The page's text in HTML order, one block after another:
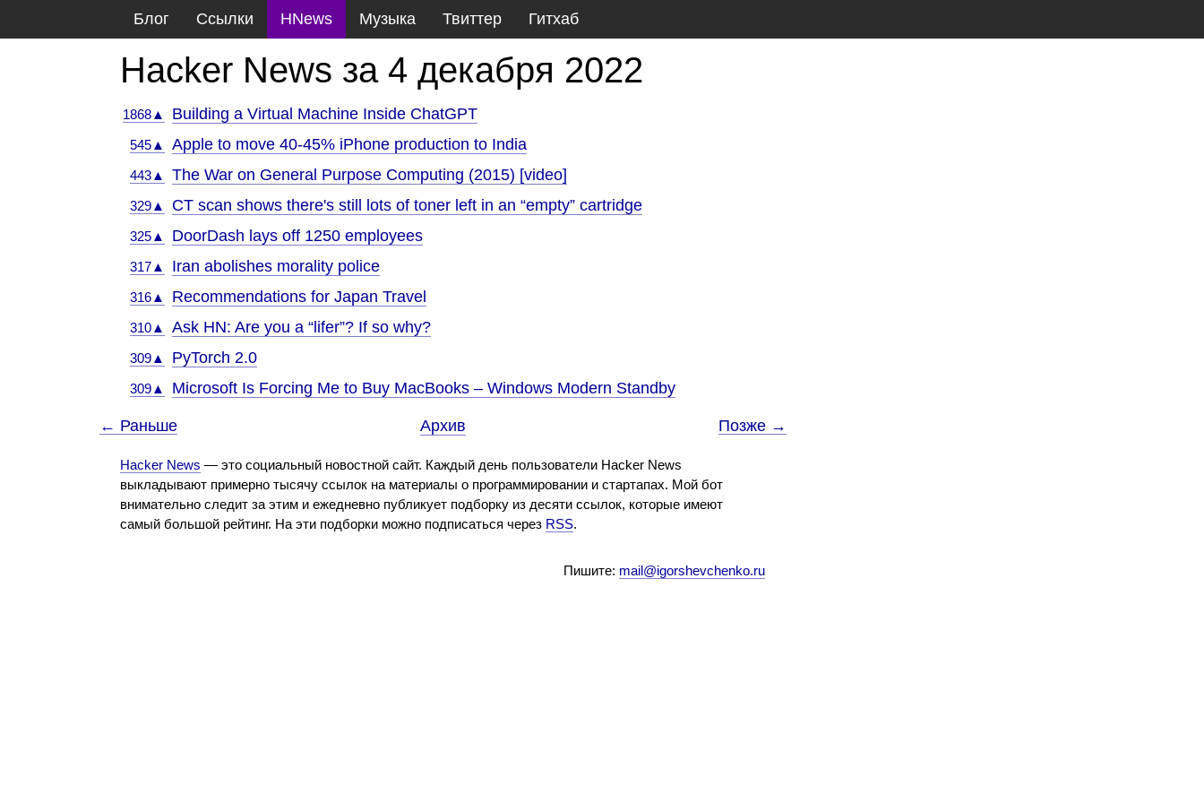
Блог Ссылки HNews Музыка Твиттер Гитхаб
Hacker News за 4 декабря 2022
1868▲ Building a Virtual Machine Inside ChatGPT
545▲ Apple to move 40-45% iPhone production to India
443▲ The War on General Purpose Computing (2015) [video]
329▲ CT scan shows there's still lots of toner left in an “empty” cartridge
325▲ DoorDash lays off 1250 employees
317▲ Iran abolishes morality police
316▲ Recommendations for Japan Travel
310▲ Ask HN: Are you a “lifer”? If so why?
309▲ PyTorch 2.0
309▲ Microsoft Is Forcing Me to Buy MacBooks – Windows Modern Standby
← Раньше Архив Позже →
Hacker News — это социальный новостной сайт. Каждый день пользователи Hacker News
выкладывают примерно тысячу ссылок на материалы о программировании и стартапах. Мой бот
внимательно следит за этим и ежедневно публикует подборку из десяти ссылок, которые имеют
самый большой рейтинг. На эти подборки можно подписаться через RSS.
Пишите: mail@igorshevchenko.ru